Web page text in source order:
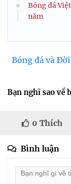
Bóng đá
năm
Bóng đá và
Bạn nghĩ sao về
0 Thích
Bình luận